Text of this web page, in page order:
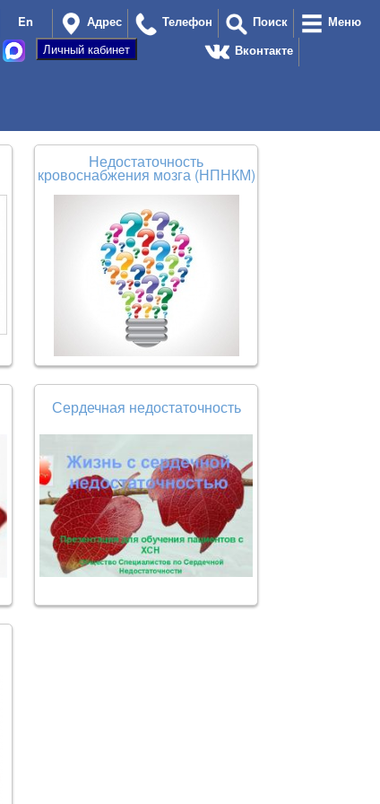
Меню
Поиск
Телефон
Адрес
En
Вконтакте
Недостаточность
кровоснабжения мозга (НПНКМ)
Сердечная недостаточность